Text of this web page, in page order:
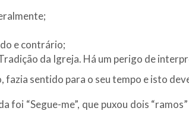
e contrário;
da Igreja. Há um perigo de
sentido para o seu tempo e isto
“Segue-me”, que puxou dois